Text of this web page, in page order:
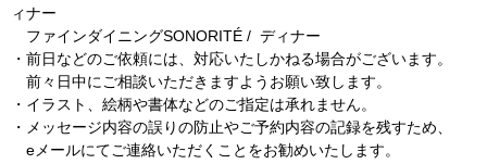
ィナー
ファインダイニングSONORITÉ / ディナー
・前日などのご依頼には、対応いたしかねる場合がございます。
前々日中にご相談いただきますようお願い致します。
・イラスト、絵柄や書体などのご指定は承れません。
・メッセージ内容の誤りの防止やご予約内容の記録を残すため、
eメールにてご連絡いただくことをお勧めいたします。